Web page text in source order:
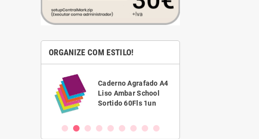
ORGANIZE COM ESTILO!
Caderno Agrafado A4
Liso Ambar School
Sortido 60Fls 1un